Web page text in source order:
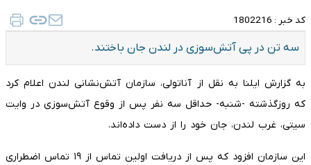
کد خبر : 1802216
سه تن در پی آتش‌سوزی در لندن جان باختند.
به گزارش ایلنا به نقل از آناتولی، سازمان آتش‌نشانی لندن اعلام کرد
که روزگذشته -شنبه- حداقل سه نفر پس از وقوع آتش‌سوزی در وایت
سیتی، غرب لندن، جان خود را از دست داده‌اند.
این سازمان افزود که پس از دریافت اولین تماس از ۱۹ تماس اضطراری